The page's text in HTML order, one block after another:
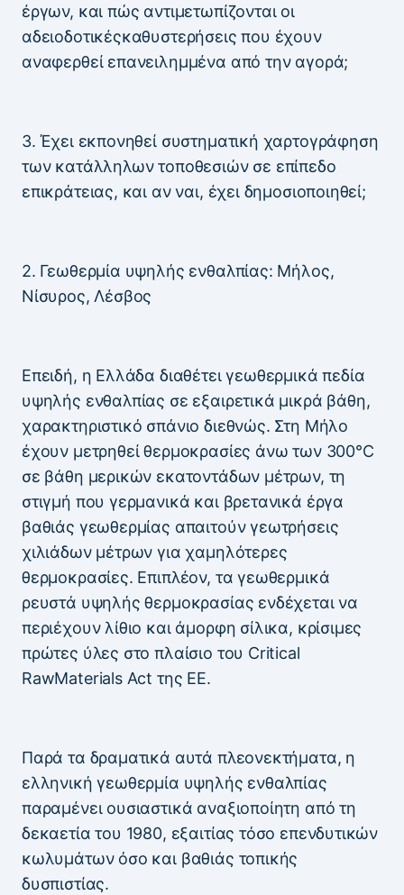
έργων, και πώς αντιμετωπίζονται οι
αδειοδοτικέςκαθυστερήσεις που έχουν
αναφερθεί επανειλημμένα από την αγορά;
3. Έχει εκπονηθεί συστηματική χαρτογράφηση
των κατάλληλων τοποθεσιών σε επίπεδο
επικράτειας, και αν ναι, έχει δημοσιοποιηθεί;
2. Γεωθερμία υψηλής ενθαλπίας: Μήλος,
Νίσυρος, Λέσβος
Επειδή, η Ελλάδα διαθέτει γεωθερμικά πεδία
υψηλής ενθαλπίας σε εξαιρετικά μικρά βάθη,
χαρακτηριστικό σπάνιο διεθνώς. Στη Μήλο
έχουν μετρηθεί θερμοκρασίες άνω των 300°C
σε βάθη μερικών εκατοντάδων μέτρων, τη
στιγμή που γερμανικά και βρετανικά έργα
βαθιάς γεωθερμίας απαιτούν γεωτρήσεις
χιλιάδων μέτρων για χαμηλότερες
θερμοκρασίες. Επιπλέον, τα γεωθερμικά
ρευστά υψηλής θερμοκρασίας ενδέχεται να
περιέχουν λίθιο και άμορφη σίλικα, κρίσιμες
πρώτες ύλες στο πλαίσιο του Critical
RawMaterials Act της ΕΕ.
Παρά τα δραματικά αυτά πλεονεκτήματα, η
ελληνική γεωθερμία υψηλής ενθαλπίας
παραμένει ουσιαστικά αναξιοποίητη από τη
δεκαετία του 1980, εξαιτίας τόσο επενδυτικών
κωλυμάτων όσο και βαθιάς τοπικής
δυσπιστίας.